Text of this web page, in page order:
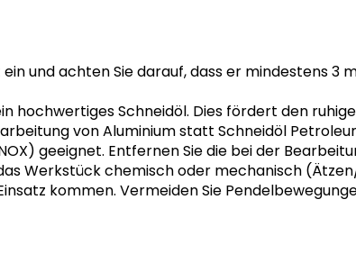
und achten Sie darauf, dass er mindestens 3
hochwertiges Schneidöl. Dies fördert den
von Aluminium statt Schneidöl
geeignet. Entfernen Sie die bei der
Werkstück chemisch oder mechanisch
kommen. Vermeiden Sie